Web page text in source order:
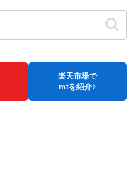
楽天市場で
mtを紹介♪